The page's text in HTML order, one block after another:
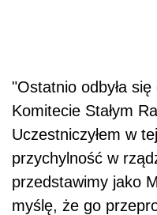
"Ostatnio odbyła
Komitecie Stałym
Uczestniczyłem w
przychylność w
przedstawimy jako
myślę, że go